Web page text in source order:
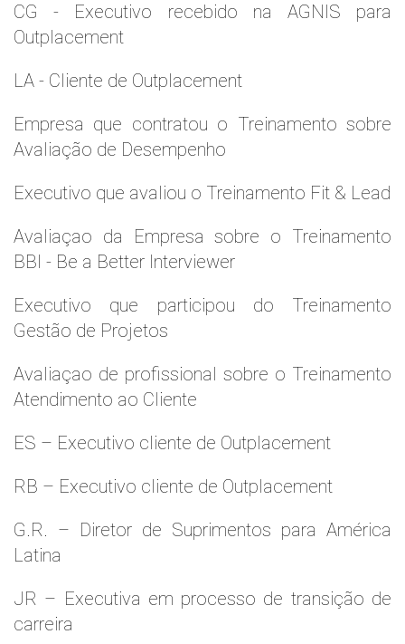
CG - Executivo recebido na AGNIS para
Outplacement
LA - Cliente de Outplacement
Empresa que contratou o Treinamento sobre
Avaliação de Desempenho
Executivo que avaliou o Treinamento Fit & Lead
Avaliaçao da Empresa sobre o Treinamento
BBI - Be a Better Interviewer
Executivo que participou do Treinamento
Gestão de Projetos
Avaliaçao de profissional sobre o Treinamento
Atendimento ao Cliente
ES – Executivo cliente de Outplacement
RB – Executivo cliente de Outplacement
G.R. – Diretor de Suprimentos para América
Latina
JR – Executiva em processo de transição de
carreira